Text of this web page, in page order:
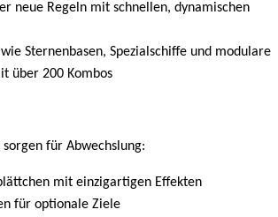
neue Regeln mit schnellen, dynamischen
Sternenbasen, Spezialschiffe und modulare
über 200 Kombos
für Abwechslung:
mit einzigartigen Effekten
für optionale Ziele